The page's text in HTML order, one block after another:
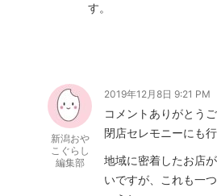
す。
新潟おや
こぐらし
編集部
2019年12月8日 9:21 PM
コメントありがとうご
閉店セレモニーにも
地域に密着したお店
いですが、これも一